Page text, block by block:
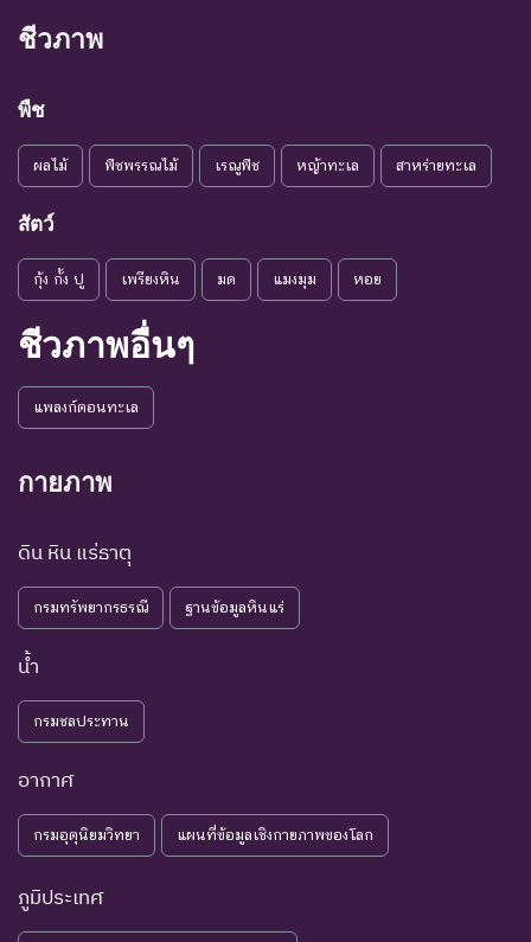
พันธุ์
สาเหตุให้ชนิดพันธุ์นั้นสูญ
พันธุ์
NT : Near
Threatened
ใกล้ถูก
ชนิดพันธุ์ที่มีแนวโน้มอาจถูก
คุกคามในอนาคตอันใกล้
LC : Least
Concerned
DD : Data
Deficient
เพียงพอ
จำเป็น ต่อการจัดหาความรู้
NE : Not
Evaluated
ชีวภาพ
พืช
ผลไม้ พืชพรรณไม้ เรณูพืช หญ้าทะเล สาหร่ายทะเล
สัตว์
กุ้ง กั้ง ปู เพรียงหิน มด แมงมุม หอย
ชีวภาพอื่นๆ
แพลงก์ตอนทะเล
กายภาพ
ดิน หิน แร่ธาตุ
กรมทรัพยากรธรณี ฐานข้อมูลหินแร่
น้ำ
กรมชลประทาน
อากาศ
กรมอุตุนิยมวิทยา แผนที่ข้อมูลเชิงกายภาพของโลก
ภูมิประเทศ